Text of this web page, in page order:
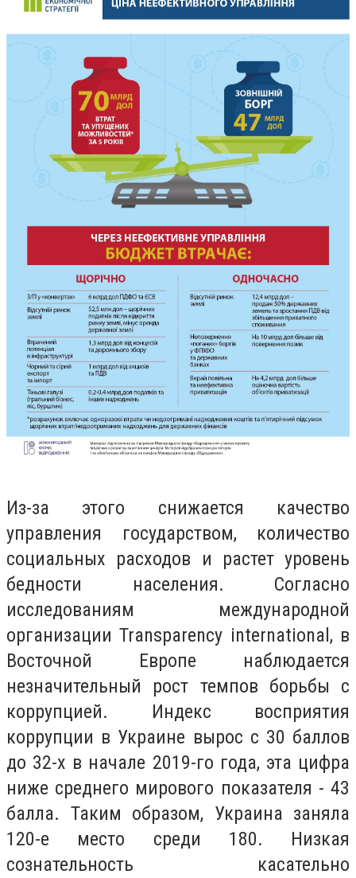
Из-за этого снижается качество
управления государством, количество
социальных расходов и растет уровень
бедности населения. Согласно
исследованиям международной
организации Transparency international, в
Восточной Европе наблюдается
незначительный рост темпов борьбы с
коррупцией. Индекс восприятия
коррупции в Украине вырос с 30 баллов
до 32-х в начале 2019-го года, эта цифра
ниже среднего мирового показателя - 43
балла. Таким образом, Украина заняла
120-е место среди 180. Низкая
сознательность касательно